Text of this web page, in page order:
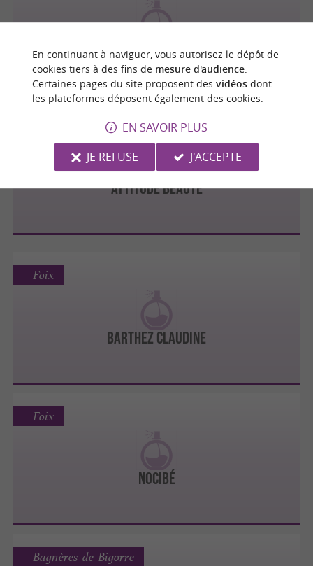
LE COFFRET
ATTITUDE BEAUTÉ
Tarascon-sur-Ariège
BARTHEZ CLAUDINE
Foix
NOCIBÉ
Foix
Bagnères-de-Bigorre
En continuant à naviguer, vous autorisez le dépôt de
cookies tiers à des fins de mesure d'audience.
Certaines pages du site proposent des vidéosdont
les plateformes déposent également des cookies.
EN SAVOIR PLUS
JE REFUSE
J'ACCEPTE